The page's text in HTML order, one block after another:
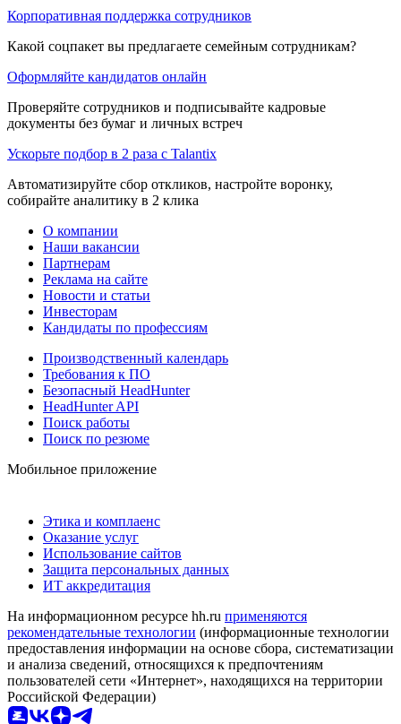
Корпоративная поддержка сотрудников
Какой соцпакет вы предлагаете семейным сотрудникам?
Оформляйте кандидатов онлайн
Проверяйте сотрудников и подписывайте кадровые
документы без бумаг и личных встреч
Ускорьте подбор в 2 раза с Talantix
Автоматизируйте сбор откликов, настройте воронку,
собирайте аналитику в 2 клика
О компании
Наши вакансии
Партнерам
Реклама на сайте
Новости и статьи
Инвесторам
Кандидаты по профессиям
Производственный календарь
Требования к ПО
Безопасный HeadHunter
HeadHunter API
Поиск работы
Поиск по резюме
Мобильное приложение
Этика и комплаенс
Оказание услуг
Использование сайтов
Защита персональных данных
ИТ аккредитация
На информационном ресурсе hh.ru применяются
рекомендательные технологии (информационные технологии
предоставления информации на основе сбора, систематизации
и анализа сведений, относящихся к предпочтениям
пользователей сети «Интернет», находящихся на территории
Российской Федерации)